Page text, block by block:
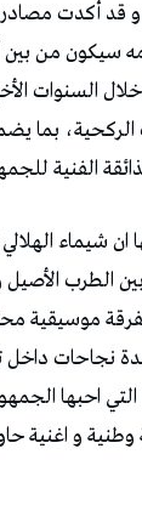
و قد أكدت
سيكون من
السنوات
الركحية، بما
الفنية
ان شيماء
الطرب الأصيل
موسيقية
نجاحات داخل
احبها
وطنية و اغنية